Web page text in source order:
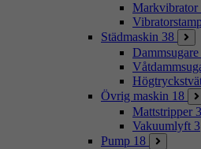
Markvibrator
Städmaskin 38
Dammsugare
Övrig maskin 18
Mattstripper 3
Vakuumlyft 3
Pump 18